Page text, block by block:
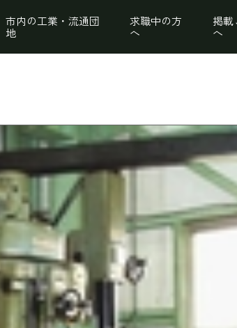
市内の工業・流通団
地
求職中の方
へ
掲載
へ